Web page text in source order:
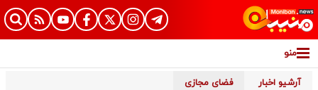
اخبار فضای مجازی